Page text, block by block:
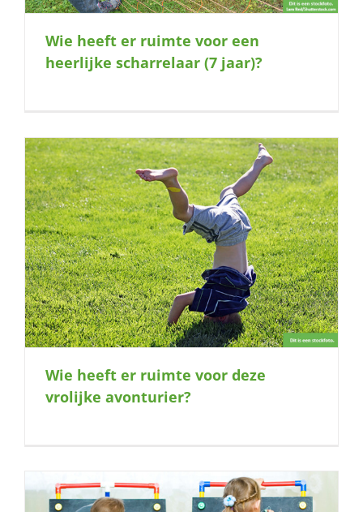
Wie heeft er ruimte voor een
heerlijke scharrelaar (7 jaar)?
Wie heeft er ruimte voor deze
vrolijke avonturier?